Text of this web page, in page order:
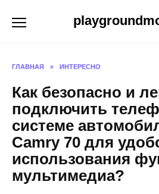
ГЛАВНАЯ » ИНТЕРЕСНО
Как безопасно и
подключить
системе
Camry 70 для
использования
мультимедиа?